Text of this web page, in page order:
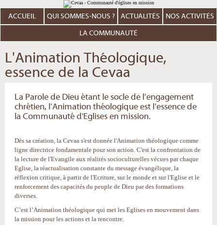
au
contenu.
Aller
personnels
ACCUEIL QUI SOMMES-NOUS ? ACTUALITÉS NOS ACTIVITÉS
LA COMMUNAUTÉ
L'Animation Théologique,
essence de la Cevaa
La Parole de Dieu étant le socle de l’engagement
chrétien, l’Animation théologique est l’essence de
la Communauté d'Eglises en mission.
Dès sa création, la Cevaa s'est donnée l'Animation théologique comme
ligne directrice fondamentale pour son action. C'est la confrontation de
la lecture de l'Evangile aux réalités socioculturelles vécues par chaque
Eglise, la réactualisation constante du message évangélique, la
réflexion critique, à partir de l'Ecriture, sur le monde et sur l'Eglise et le
renforcement des capacités du peuple de Dieu par des formations
diverses.
C’est l’Animation théologique qui met les Eglises en mouvement dans
la mission pour les actions et la rencontre.